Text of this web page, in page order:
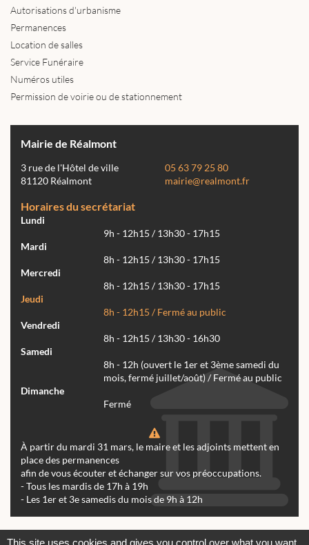
Autorisations d'urbanisme
Permanences
Location de salles
Service Funéraire
Numéros utiles
Permission de voirie ou de stationnement
Mairie de Réalmont
3 rue de l'Hôtel de ville
81120 Réalmont
05 63 79 25 80
mairie@realmont.fr
Horaires du secrétariat
Lundi
9h - 12h15 / 13h30 - 17h15
Mardi
8h - 12h15 / 13h30 - 17h15
Mercredi
8h - 12h15 / 13h30 - 17h15
Jeudi
8h - 12h15 / Fermé au public
Vendredi
8h - 12h15 / 13h30 - 16h30
Samedi
8h - 12h (ouvert le 1er et 3ème samedi du
mois, fermé juillet/août) / Fermé au public
Dimanche
Fermé
À partir du mardi 31 mars, le maire et les adjoints mettent en
place des permanences
afin de vous écouter et échanger sur vos préoccupations.
- Tous les mardis de 17h à 19h
- Les 1er et 3e samedis du mois de 9h à 12h
This site uses cookies and gives you control over what you want